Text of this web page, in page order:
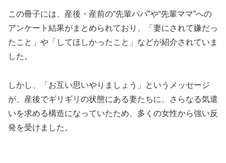
この冊子には、産後・産前の“先輩パパ”や“先輩ママ”への
アンケート結果がまとめられており、「妻にされて嫌だっ
たこと」や「してほしかったこと」などが紹介されていま
した。
しかし、「お互い思いやりましょう」というメッセージ
が、産後でギリギリの状態にある妻たちに、さらなる気遣
いを求める構造になっていたため、多くの女性から強い反
発を受けました。